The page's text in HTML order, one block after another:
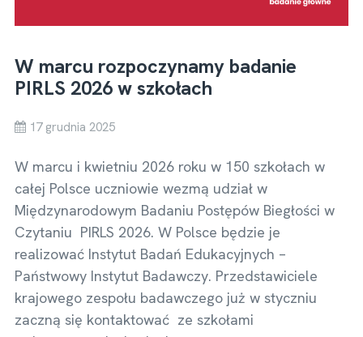
W marcu rozpoczynamy badanie
PIRLS 2026 w szkołach
17 grudnia 2025
W marcu i kwietniu 2026 roku w 150 szkołach w
całej Polsce uczniowie wezmą udział w
Międzynarodowym Badaniu Postępów Biegłości w
Czytaniu PIRLS 2026. W Polsce będzie je
realizować Instytut Badań Edukacyjnych –
Państwowy Instytut Badawczy. Przedstawiciele
krajowego zespołu badawczego już w styczniu
zaczną się kontaktować ze szkołami